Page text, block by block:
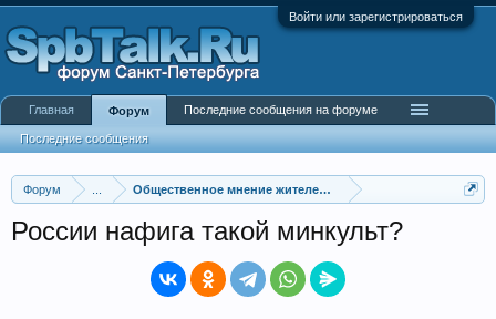
Войти или зарегистрироваться
Форум Общественное мнение жителей города
России нафига такой минкульт?
Главная Форум
Последние сообщения
Последние сообщения на форуме